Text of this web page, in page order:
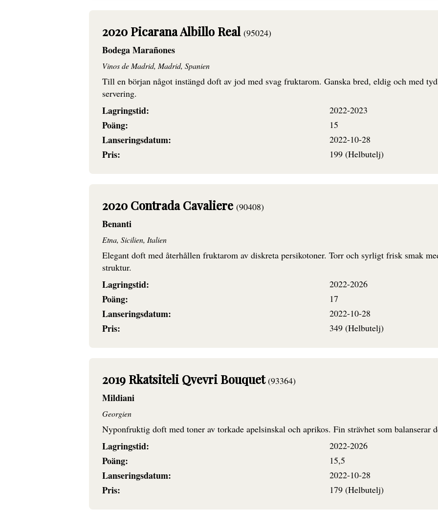
2020 Picarana Albillo Real (95024)
Bodega Marañones
Vinos de Madrid, Madrid, Spanien
Till en början något instängd doft av jod med svag fruktarom. Ganska bred, eldig och med
servering.
Lagringstid: 2022-2023
Poäng: 15
Lanseringsdatum: 2022-10-28
Pris: 199 (Helbutelj)
2020 Contrada Cavaliere (90408)
Benanti
Etna, Sicilien, Italien
Elegant doft med återhållen fruktarom av diskreta persikotoner. Torr och syrligt frisk smak
struktur.
Lagringstid: 2022-2026
Poäng: 17
Lanseringsdatum: 2022-10-28
Pris: 349 (Helbutelj)
2019 Rkatsiteli Qvevri Bouquet(93364)
Mildiani
Georgien
Nyponfruktig doft med toner av torkade apelsinskal och aprikos. Fin strävhet som balanserar
Lagringstid: 2022-2026
Poäng: 15,5
Lanseringsdatum: 2022-10-28
Pris: 179 (Helbutelj)